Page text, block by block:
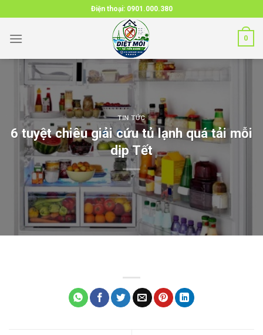
to
content
Điện thoại: 0901.000.380
0
TIN TỨC
6 tuyệt chiêu giải cứu tủ lạnh quá tải mỗi
dịp Tết